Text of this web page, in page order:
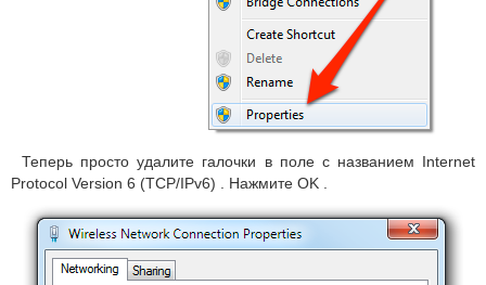
Теперь просто удалите галочки в поле с названием Internet
Protocol Version 6 (TCP/IPv6)
Нажмите OK